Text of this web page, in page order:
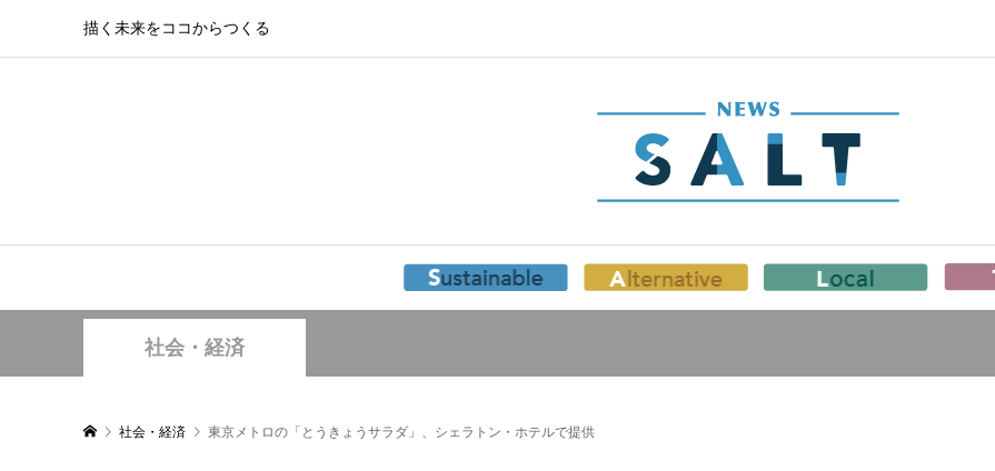
描く未来をココからつくる
社会・経済
社会・経済 東京メトロの「とうきょうサラダ」、シェラトン・ホテルで提供